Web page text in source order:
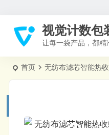
视觉计数包
让每一袋产品，都精
首页 无纺布滤芯智能热